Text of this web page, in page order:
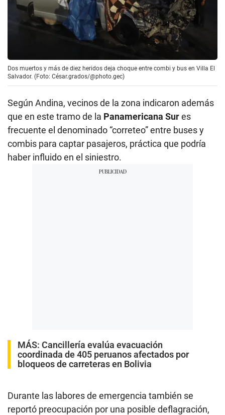
Dos muertos y más de diez heridos deja choque entre combi y bus en Villa El
Salvador. (Foto: César.grados/@photo.gec)
Según Andina, vecinos de la zona indicaron además
que en este tramo de la Panamericana Sures
frecuente el denominado “correteo” entre buses y
combis para captar pasajeros, práctica que podría
haber influido en el siniestro.
MÁS: Cancillería evalúa evacuación
coordinada de 405 peruanos afectados por
bloqueos de carreteras en Bolivia
Durante las labores de emergencia también se
reportó preocupación por una posible deflagración,